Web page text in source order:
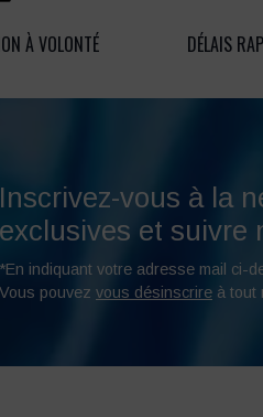
À VOLONTÉ DÉLAIS
Inscrivez-vous à la
exclusives et suivre
*En indiquant votre adresse mail ci-
Vous pouvez vous désinscrire à tout